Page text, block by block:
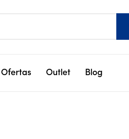
Ofertas Outlet Blog